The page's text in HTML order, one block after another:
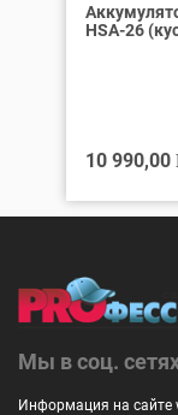
HSA-26
10 990,00
Мы в соц.
Информация на сайте